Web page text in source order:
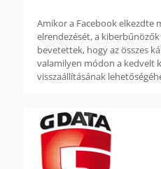
Amikor a Facebook elkezdte
elrendezését, a
bevetettek, hogy az összes
valamilyen módon a kedvelt
visszaállításának